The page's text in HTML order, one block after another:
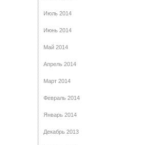
Июль 2014
Июнь 2014
Май 2014
Апрель 2014
Март 2014
Февраль 2014
Январь 2014
Декабрь 2013